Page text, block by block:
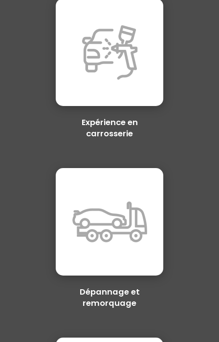
Expérience en
carrosserie
Dépannage et
remorquage